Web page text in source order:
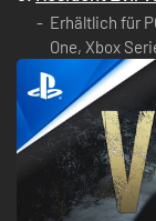
Erhältlich für
One, Xbox